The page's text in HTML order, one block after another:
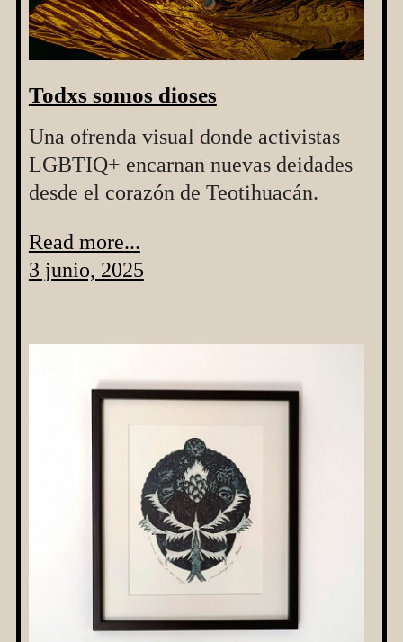
Todxs somos dioses
Una ofrenda visual donde activistas
LGBTIQ+ encarnan nuevas deidades
desde el corazón de Teotihuacán.
Read more...
3 junio, 2025